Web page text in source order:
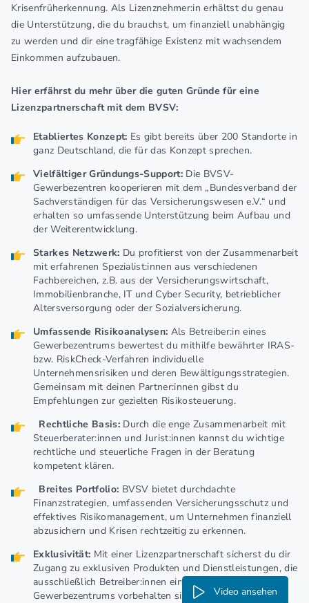
Krisenfrüherkennung. Als Lizenznehmer:in erhältst du genau
die Unterstützung, die du brauchst, um finanziell unabhängig
zu werden und dir eine tragfähige Existenz mit wachsendem
Einkommen aufzubauen.
Hier erfährst du mehr über die guten Gründe für eine
Lizenzpartnerschaft mit dem BVSV:
Etabliertes Konzept: Es gibt bereits über 200 Standorte in
ganz Deutschland, die für das Konzept sprechen.
Vielfältiger Gründungs-Support: Die BVSV-
Gewerbezentren kooperieren mit dem „Bundesverband der
Sachverständigen für das Versicherungswesen e.V.“ und
erhalten so umfassende Unterstützung beim Aufbau und
der Weiterentwicklung.
Starkes Netzwerk: Du profitierst von der Zusammenarbeit
mit erfahrenen Spezialist:innen aus verschiedenen
Fachbereichen, z.B. aus der Versicherungswirtschaft,
Immobilienbranche, IT und Cyber Security, betrieblicher
Altersversorgung oder der Sozialversicherung.
Umfassende Risikoanalysen: Als Betreiber:in eines
Gewerbezentrums bewertest du mithilfe bewährter IRAS-
bzw. RiskCheck-Verfahren individuelle
Unternehmensrisiken und deren Bewältigungsstrategien.
Gemeinsam mit deinen Partner:innen gibst du
Empfehlungen zur gezielten Risikosteuerung.
Rechtliche Basis: Durch die enge Zusammenarbeit mit
Steuerberater:innen und Jurist:innen kannst du wichtige
rechtliche und steuerliche Fragen in der Beratung
kompetent klären.
Breites Portfolio: BVSV bietet durchdachte
Finanzstrategien, umfassenden Versicherungsschutz und
effektives Risikomanagement, um Unternehmen finanziell
abzusichern und Krisen rechtzeitig zu erkennen.
Exklusivität: Mit einer Lizenzpartnerschaft sicherst du dir
Zugang zu exklusiven Produkten und Dienstleistungen, die
ausschließlich Betreiber:innen eines BVSV-
Gewerbezentrums vorbehalten sind.
Video ansehen